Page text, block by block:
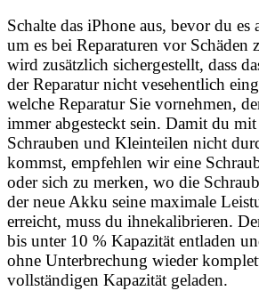
Schalte das iPhone aus, bevor du es
um es bei Reparaturen vor Schäden
wird zusätzlich sichergestellt, dass
der Reparatur nicht vesehentlich
welche Reparatur Sie vornehmen,
immer abgesteckt sein. Damit du
Schrauben und Kleinteilen nicht
kommst, empfehlen wir eine
oder sich zu merken, wo die
der neue Akku seine maximale
erreicht, muss du ihnekalibrieren.
bis unter 10 % Kapazität entladen
ohne Unterbrechung wieder
vollständigen Kapazität geladen.